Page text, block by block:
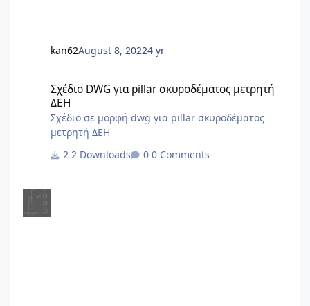
kan62August 8, 20224 yr
Σχέδιο DWG για pillar σκυροδέματος μετρητή
ΔΕΗ
Σχέδιο σε μορφή dwg για pillar σκυροδέματος
μετρητή ΔΕΗ
2 Downloads
0 Comments